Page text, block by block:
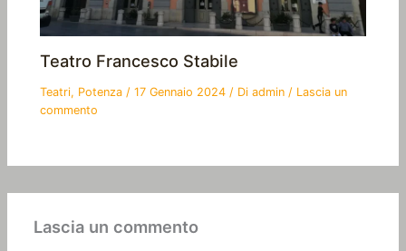
Teatro Francesco Stabile
Teatri, Potenza /17 Gennaio 2024/ Diadmin/ Lascia un
commento
Lascia un commento